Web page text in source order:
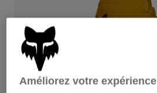
Pantalons
Shorts
Vestes
Pantalons
Gants
Chemises
Voir tout
Femme
Masques
Chaussettes
Voir tout
Améliorez votre expérience